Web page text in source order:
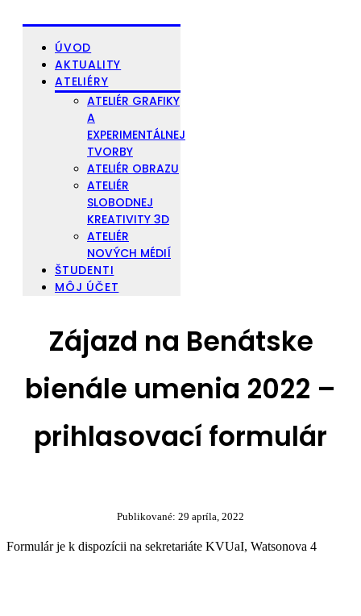
ÚVOD
AKTUALITY
ATELIÉRY
ATELIÉR GRAFIKY
A
EXPERIMENTÁLNEJ
TVORBY
ATELIÉR OBRAZU
ATELIÉR
SLOBODNEJ
KREATIVITY 3D
ATELIÉR
NOVÝCH MÉDIÍ
ŠTUDENTI
MÔJ ÚČET
Zájazd na Benátske
bienále umenia 2022 –
prihlasovací formulár
Publikované: 29 apríla, 2022
Formulár je k dispozícii na sekretariáte KVUaI, Watsonova 4